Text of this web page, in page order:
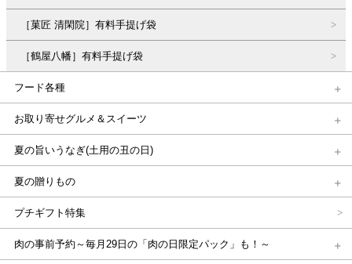
［菓匠 清閑院］有料手提げ袋
［鶴屋八幡］有料手提げ袋
フード各種
お取り寄せグルメ＆スイーツ
夏の旨いうなぎ(土用の丑の日)
夏の贈りもの
プチギフト特集
肉の事前予約～毎月29日の「肉の日限定パック」も！～